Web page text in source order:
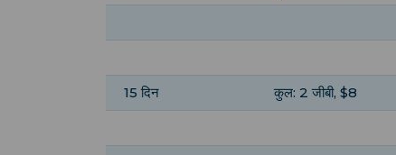
15 दिन कुल: 2 जीबी, $8